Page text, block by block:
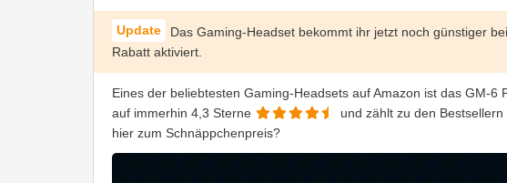
Das Gaming-Headset bekommt ihr jetzt noch günstiger
Rabatt aktiviert.
Eines der beliebtesten Gaming-Headsets auf Amazon ist das GM-6
auf immerhin 4,3 Sterne
und zählt zu den
hier zum Schnäppchenpreis?